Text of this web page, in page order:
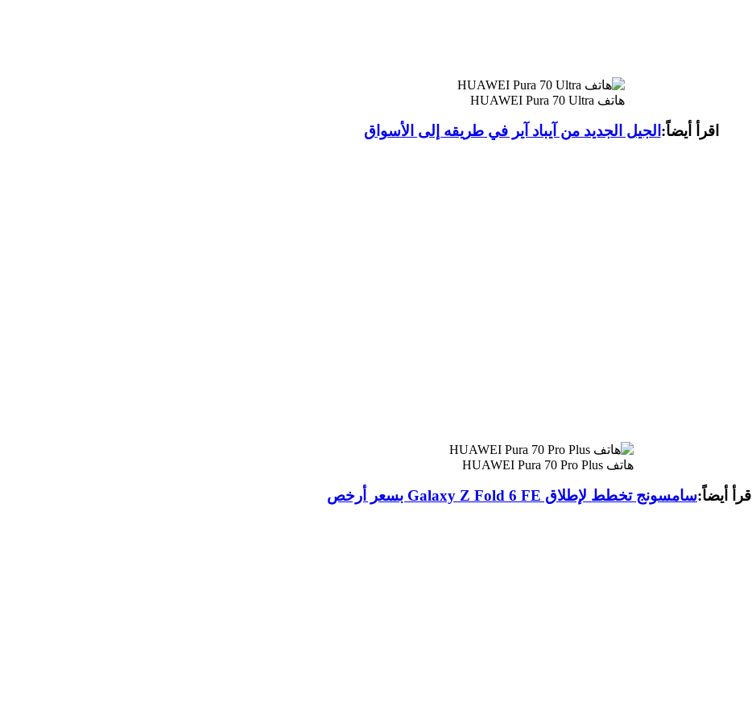
هاتف HUAWEI Pura 70 Ultra
اقرأ أيضاً: الجيل الجديد من آيباد آير في طريقه إلى الأسواق
هاتف HUAWEI Pura 70 Pro Plus
اقرأ أيضاً:سامسونج تخطط لإطلاق Galaxy Z Fold 6 FE بسعر أرخص